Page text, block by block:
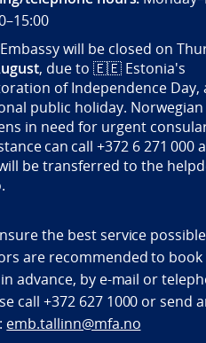
will be closed on
, due to 🇪🇪 Estonia's
of Independence Day,
public holiday. Norwegian
in need for urgent
can call +372 6 271 000
be transferred to the
the best service
are recommended to
advance, by e-mail or
call +372 627 1000 or send
emb.tallinn@mfa.no